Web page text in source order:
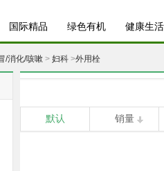
国际精品 绿色有机 健康生活
/消化/咳嗽 > 妇科 >外用栓
默认 销量